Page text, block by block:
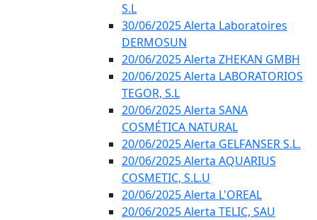
S.L
30/06/2025 Alerta Laboratoires
DERMOSUN
20/06/2025 Alerta ZHEKAN GMBH
20/06/2025 Alerta LABORATORIOS
TEGOR, S.L
20/06/2025 Alerta SANA
COSMÉTICA NATURAL
20/06/2025 Alerta GELFANSER S.L.
20/06/2025 Alerta AQUARIUS
COSMETIC, S.L.U
20/06/2025 Alerta L'OREAL
20/06/2025 Alerta TELIC, SAU